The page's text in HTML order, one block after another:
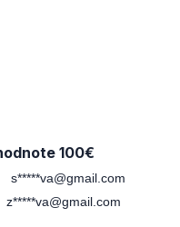
100€
s*****va@gmail.com
z*****va@gmail.com